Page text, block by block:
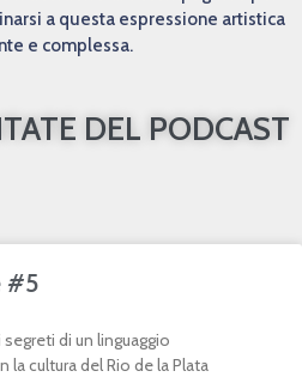
a questa espressione artistica
e complessa.
DEL PODCAST
#5
di un linguaggio
cultura del Rio de la Plata